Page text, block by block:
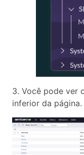
3. Você pode ver
inferior da página.